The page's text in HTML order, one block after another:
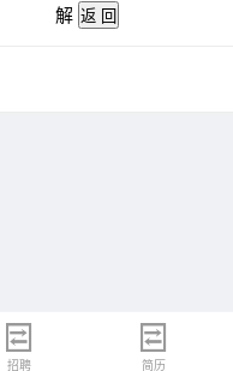
解
招聘 简历